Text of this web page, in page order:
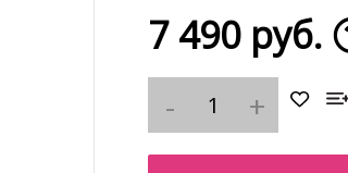
7 490 руб.